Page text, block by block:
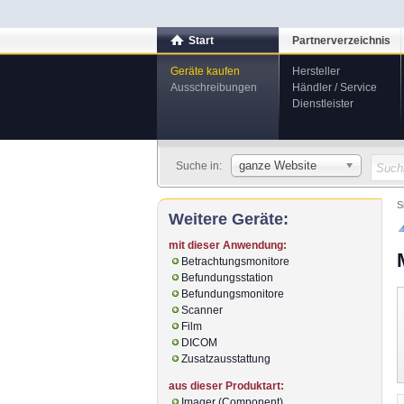
Start
Geräte kaufen
Ausschreibungen
Partnerverzeichnis
Hersteller
Händler / Service
Dienstleister
Suche in: ganze Website
Weitere Geräte:
mit dieser Anwendung:
Betrachtungsmonitore
Befundungsstation
Befundungsmonitore
Scanner
Film
DICOM
Zusatzausstattung
aus dieser Produktart: